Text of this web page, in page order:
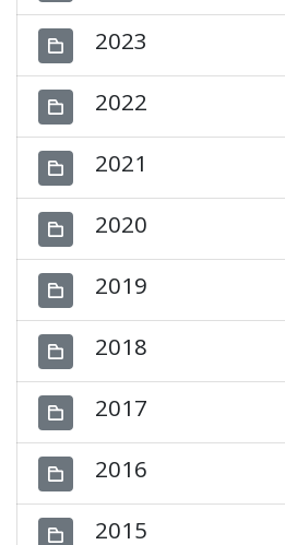
2023
2022
2021
2020
2019
2018
2017
2016
2015